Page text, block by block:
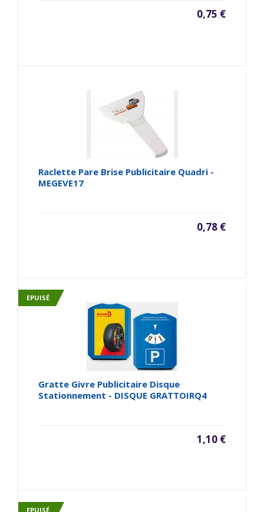
0,75 €
Raclette Pare Brise Publicitaire Quadri -
MEGEVE17
0,78 €
EPUISÉ
Gratte Givre Publicitaire Disque
Stationnement - DISQUE GRATTOIRQ4
1,10 €
EPUISÉ